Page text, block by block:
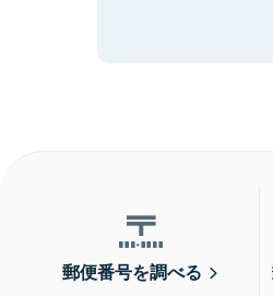
郵便番号を調べる